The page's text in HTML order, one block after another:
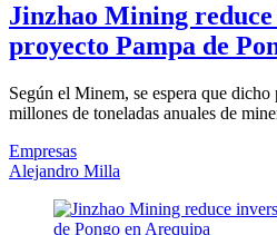
Jinzhao Mining
proyecto Pampa de
Según el Minem, se espera que
millones de toneladas anuales de
Empresas
Alejandro Milla